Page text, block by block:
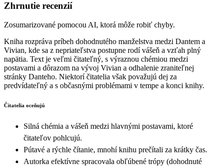
Zhrnutie recenzií
Zosumarizované pomocou AI, ktorá môže robiť chyby.
Kniha rozpráva príbeh dohodnutého manželstva medzi Dantem a
Vivian, kde sa z nepriateľstva postupne rodí vášeň a vzťah plný
napätia. Text je veľmi čitateľný, s výraznou chémiou medzi
postavami a dôrazom na vývoj Vivian a odhalenie zraniteľnej
stránky Danteho. Niektorí čitatelia však považujú dej za
predvídateľný a s občasnými problémami v tempe a konci knihy.
Čitatelia oceňujú
Silná chémia a vášeň medzi hlavnými postavami, ktoré
čitateľov pohlcujú.
Pútavé a rýchle čítanie, mnohí knihu prečítali za krátky čas.
Autorka efektívne spracovala obľúbené trópy (dohodnuté